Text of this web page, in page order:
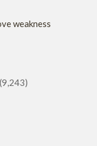
weakness
(9,243)